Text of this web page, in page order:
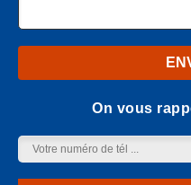
On vous